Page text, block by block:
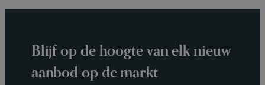
Blijf op de hoogte van elk nieuw
aanbod op de markt